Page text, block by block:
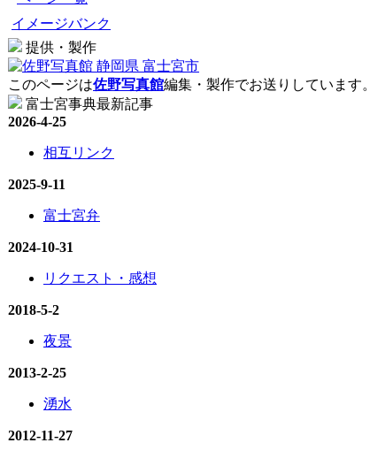
イメージバンク
提供・製作
このページは佐野写真館編集・製作でお送りしています。
富士宮事典最新記事
2026-4-25
相互リンク
2025-9-11
富士宮弁
2024-10-31
リクエスト・感想
2018-5-2
夜景
2013-2-25
湧水
2012-11-27